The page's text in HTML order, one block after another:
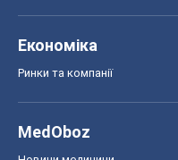
Економіка
Ринки та компанії
MedOboz